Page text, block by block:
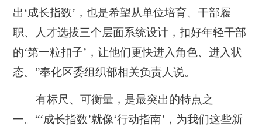
出‘成长指数’，也是希望从单位培育、干部履
职、人才选拔三个层面系统设计，扣好年轻干部
的‘第一粒扣子’，让他们更快进入角色、进入状
态。”奉化区委组织部相关负责人说。
有标尺、可衡量，是最突出的特点之
一。“‘成长指数’就像‘行动指南’，为我们这些新